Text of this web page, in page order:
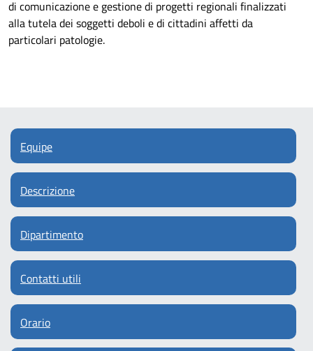
di comunicazione e gestione di progetti regionali finalizzati
alla tutela dei soggetti deboli e di cittadini affetti da
particolari patologie.
Equipe
Descrizione
Dipartimento
Contatti utili
Orario